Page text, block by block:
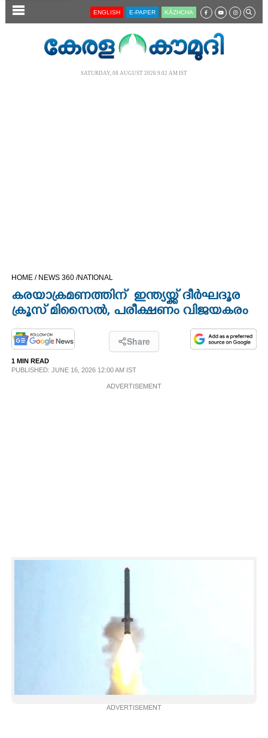
SECTIONS
CINEMA
OPINION
PHOTOS
ENGLISH E-PAPER KĀZHCHA
SATURDAY, 08 AUGUST 2026 9.02 AM IST
HOME / NEWS 360 /NATIONAL
കരയാക്രമണത്തിന് ഇന്ത്യയ്ക്ക് ദീർഘദൂര
ക്രൂസ് മിസൈൽ, പരീക്ഷണം വിജയകരം
Share
1 MIN READ
PUBLISHED: JUNE 16, 2026 12:00 AM IST
ADVERTISEMENT
ADVERTISEMENT